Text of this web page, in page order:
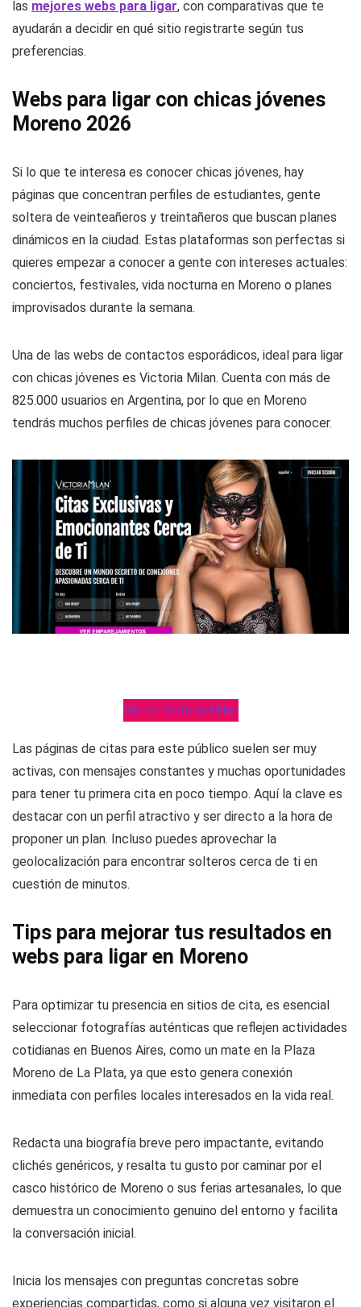
las mejores webs para ligar, con comparativas que te
ayudarán a decidir en qué sitio registrarte según tus
preferencias.
Webs para ligar con chicas jóvenes
Moreno 2026
Si lo que te interesa es conocer chicas jóvenes, hay
páginas que concentran perfiles de estudiantes, gente
soltera de veinteañeros y treintañeros que buscan planes
dinámicos en la ciudad. Estas plataformas son perfectas si
quieres empezar a conocer a gente con intereses actuales:
conciertos, festivales, vida nocturna en Moreno o planes
improvisados durante la semana.
Una de las webs de contactos esporádicos, ideal para ligar
con chicas jóvenes es Victoria Milan. Cuenta con más de
825.000 usuarios en Argentina, por lo que en Moreno
tendrás muchos perfiles de chicas jóvenes para conocer.
Visitar Victoria Milan
Las páginas de citas para este público suelen ser muy
activas, con mensajes constantes y muchas oportunidades
para tener tu primera cita en poco tiempo. Aquí la clave es
destacar con un perfil atractivo y ser directo a la hora de
proponer un plan. Incluso puedes aprovechar la
geolocalización para encontrar solteros cerca de ti en
cuestión de minutos.
Tips para mejorar tus resultados en
webs para ligar en Moreno
Para optimizar tu presencia en sitios de cita, es esencial
seleccionar fotografías auténticas que reflejen actividades
cotidianas en Buenos Aires, como un mate en la Plaza
Moreno de La Plata, ya que esto genera conexión
inmediata con perfiles locales interesados en la vida real.
Redacta una biografía breve pero impactante, evitando
clichés genéricos, y resalta tu gusto por caminar por el
casco histórico de Moreno o sus ferias artesanales, lo que
demuestra un conocimiento genuino del entorno y facilita
la conversación inicial.
Inicia los mensajes con preguntas concretas sobre
experiencias compartidas, como si alguna vez visitaron el